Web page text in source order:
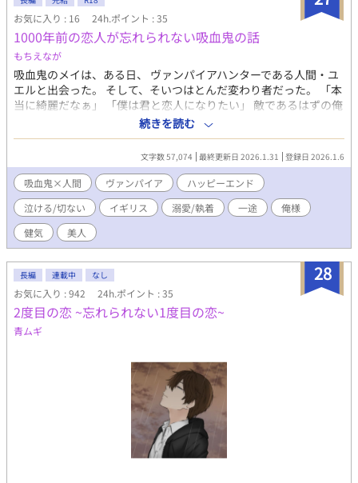
のこと。 煽られたストーカーが、とうとう動き出して――――。
レンタル彼氏×幼馴染を忘れられない大学生 両片思いBL 《pixiv
開催》KADOKAWA×pixivノベル大賞2024【タテスクコミック
賞】受賞作 ※商業化予定なし（出版権は作者に帰属） この作品は
『KADOKAWA×pixiv ノベル大賞2024』の「BL部門」お題イラス
トから着想し、創作したものです。
https://www.pixiv.net/novel/contest/kadokawapixivnovel24
お気に入り : 16 24h.ポイント : 35
1000年前の恋人が忘れられない吸血鬼の話
もちえなが
吸血鬼のメイは、ある日、 ヴァンパイアハンターである人間・ユ
エルと出会った。 そして、そいつはとんだ変わり者だった。 「本
当に綺麗だなぁ」 「僕は君と恋人になりたい」 敵であるはずの俺
を口説くなんて、頭のおかしいやつだ。 そう思ったはずなのに、
変な気まぐれを起こして、恋人になった。 ーー人間には、寿命が
ある。 だからこれは、 悠久の時を生きる俺にとって、 ほんの暇つ
ぶしにすぎない。 ……初めは、そう思っていた。 うっかり人間を
愛してしまった吸血鬼が、最愛を亡くし、そして報われる話。
※1章完結済。 ※2章構成。章ごとに主人公が変わります。 ※リバ
ありです。 ※キザなヴァンパイアハンター×俺様美人吸血鬼
続きを読む
文字数 57,074 最終更新日 2026.1.31 登録日 2026.1.6
吸血鬼×人間 ヴァンパイア
ハッピーエンド
泣ける/切ない
イギリス 溺愛/執着 一途
俺様
健気
美人
28
長編 連載中 なし
お気に入り : 942 24h.ポイント : 35
2度目の恋 ~忘れられない1度目の恋~
青ムギ